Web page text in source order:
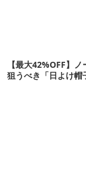
【最大42%OFF】
狙うべき「日よけ帽